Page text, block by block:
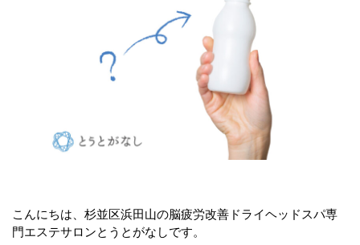
こんにちは、杉並区浜田山の脳疲労改善ドライヘッドスパ専
門エステサロンとうとがなしです。